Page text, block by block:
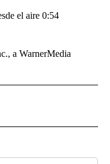
el aire 0:54
a WarnerMedia
NOTIFICATIONS ABOUT